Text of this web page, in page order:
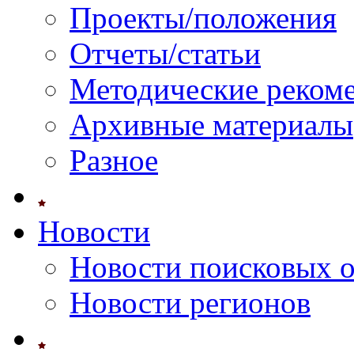
Проекты/положения
Отчеты/статьи
Методические
Архивные материалы
Разное
Новости
Новости поисковых
Новости регионов